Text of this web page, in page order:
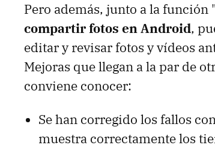
Pero además, junto a la función
compartir fotos en Android,
editar y revisar fotos y vídeos
Mejoras que llegan a la par de
conviene conocer:
Se han corregido los fallos
muestra correctamente los